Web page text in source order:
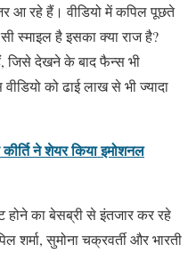
आ रहे हैं। वीडियो में कपिल पूछते
स्माइल है इसका क्या राज है?
जिसे देखने के बाद फैन्स भी
को ढाई लाख से भी ज्यादा
ने शेयर किया इमोशनल
का बेसब्री से इंतजार कर रहे
शर्मा, सुमोना चक्रवर्ती और भारती